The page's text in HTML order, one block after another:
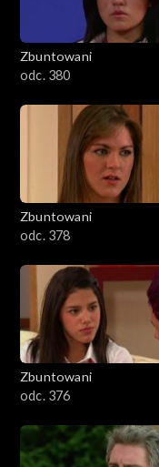
Zbuntowani
odc. 380
Zbuntowani
odc. 378
Zbuntowani
odc. 376